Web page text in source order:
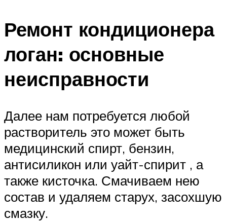
Ремонт кондиционера
логан: основные
неисправности
Далее нам потребуется любой
растворитель это может быть
медицинский спирт, бензин,
антисиликон или уайт-спирит , а
также кисточка. Смачиваем нею
состав и удаляем старух, засохшую
смазку.